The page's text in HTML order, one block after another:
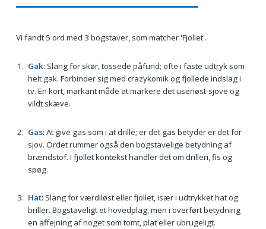
Vi fandt 5 ord med 3 bogstaver, som matcher 'Fjollet'.
Gak: Slang for skør, tossede påfund; ofte i faste udtryk som
helt gak. Forbinder sig med crazykomik og fjollede indslag i
tv. En kort, markant måde at markere det useriøst-sjove og
vildt skæve.
Gas: At give gas som i at drille; er det gas betyder er det for
sjov. Ordet rummer også den bogstavelige betydning af
brændstof. I fjollet kontekst handler det om drilleri, fis og
spøg.
Hat: Slang for værdiløst eller fjollet, især i udtrykket hat og
briller. Bogstaveligt et hovedplag, men i overført betydning
en affejning af noget som tomt, plat eller ubrugeligt.